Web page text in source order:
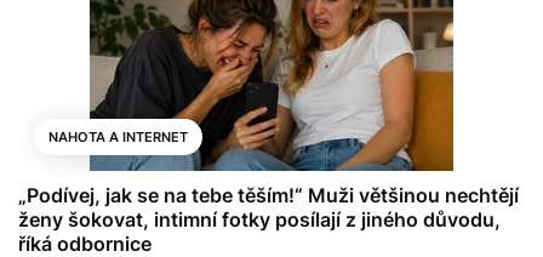
NAHOTA A INTERNET
„Podívej, jak se na tebe těším!“ Muži většinou nechtějí
ženy šokovat, intimní fotky posílají z jiného důvodu,
říká odbornice